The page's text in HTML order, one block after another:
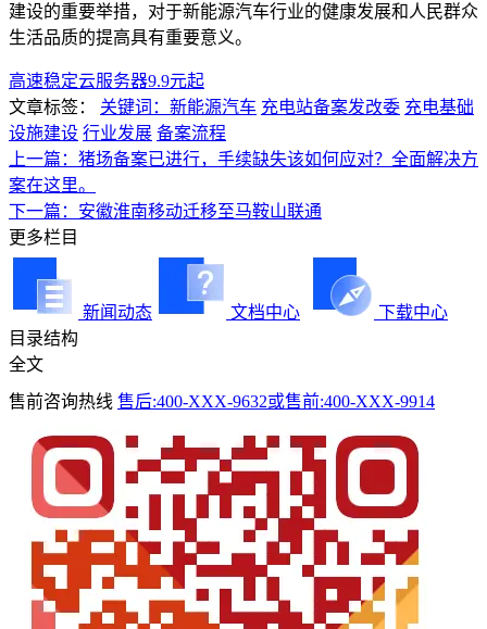
建设的重要举措，对于新能源汽车行业的健康发展和人民群众
生活品质的提高具有重要意义。
高速稳定云服务器9.9元起
文章标签：
关键词：新能源汽车 充电站备案发改委 充电基础
设施建设 行业发展 备案流程
上一篇：猪场备案已进行，手续缺失该如何应对？全面解决方
案在这里。
下一篇：安徽淮南移动迁移至马鞍山联通
更多栏目
新闻动态 文档中心
下载中心
目录结构
全文
售前咨询热线 售后:400-XXX-9632或售前:400-XXX-9914